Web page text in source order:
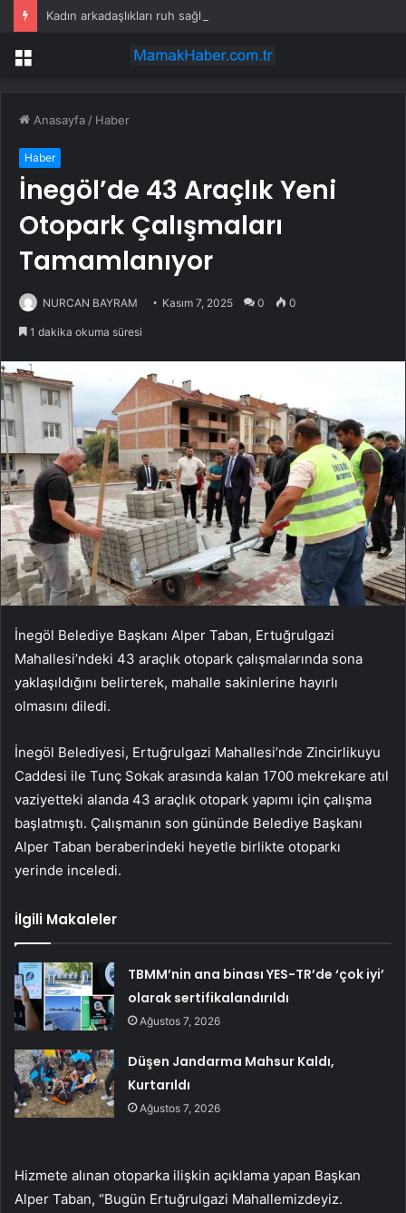
Kadın arkadaşlıkları ruh sağlığını güçlendiriyor
Menü
Anasayfa / Haber
Haber
İnegöl’de 43 Araçlık Yeni
Otopark Çalışmaları
Tamamlanıyor
NURCAN BAYRAM Kasım 7, 2025 0 0
1 dakika okuma süresi
İnegöl Belediye Başkanı Alper Taban, Ertuğrulgazi
Mahallesi’ndeki 43 araçlık otopark çalışmalarında sona
yaklaşıldığını belirterek, mahalle sakinlerine hayırlı
olmasını diledi.
İnegöl Belediyesi, Ertuğrulgazi Mahallesi’nde Zincirlikuyu
Caddesi ile Tunç Sokak arasında kalan 1700 mekrekare atıl
vaziyetteki alanda 43 araçlık otopark yapımı için çalışma
başlatmıştı. Çalışmanın son gününde Belediye Başkanı
Alper Taban beraberindeki heyetle birlikte otoparkı
yerinde inceledi.
İlgili Makaleler
TBMM’nin ana binası YES-TR’de ‘çok iyi’
olarak sertifikalandırıldı
Ağustos 7, 2026
Düşen Jandarma Mahsur Kaldı,
Kurtarıldı
Ağustos 7, 2026
Hizmete alınan otoparka ilişkin açıklama yapan Başkan
Alper Taban, “Bugün Ertuğrulgazi Mahallemizdeyiz.